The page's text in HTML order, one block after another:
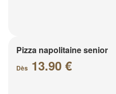
Pizza napolitaine senior
Dès 13.90 €